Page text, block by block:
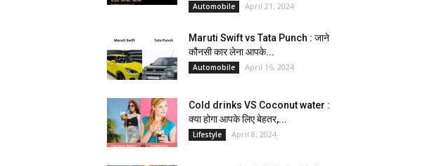
Automobile April 21, 2024
Maruti Swift vs Tata Punch : जाने
कौनसी कार लेना आपके...
Automobile April 16, 2024
Cold drinks VS Coconut water :
क्या होगा आपके लिए बेहतर,...
Lifestyle April 8, 2024